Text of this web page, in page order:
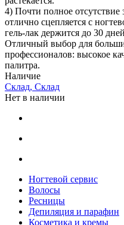
4) Почти полное отсутствие
отлично сцепляется с
гель-лак держится до 30
Отличный выбор для
профессионалов: высокое
палитра.
Наличие
Склад, Склад
Нет в наличии
Ногтевой сервис
Волосы
Ресницы
Депиляция и парафин
Косметика и кремы